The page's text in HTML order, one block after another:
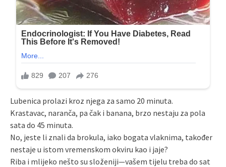
Lubenica prolazi kroz njega za samo 20 minuta.
Krastavac, naranča, pa čak i banana, brzo nestaju za pola
sata do 45 minuta.
No, jeste li znali da brokula, iako bogata vlaknima, također
nestaje u istom vremenskom okviru kao i jaje?
Riba i mlijeko nešto su složeniji—vašem tijelu treba do sat